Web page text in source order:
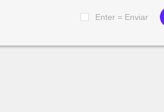
Enter = Enviar